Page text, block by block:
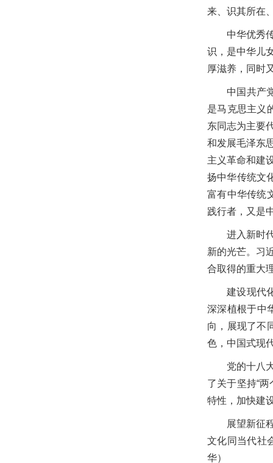
来、识其所在
中华优秀
识，是中华儿
厚滋养，同时
中国共产
是马克思主义
东同志为主要
和发展毛泽东
主义革命和建
扬中华传统文
富有中华传统
践行者，又是
进入新时
新的光芒。习
合取得的重大
建设现代
深深植根于中
向，展现了不
色，中国式现
党的十八
了关于坚持“
特性，加快建
展望新征
文化同当代社
华）